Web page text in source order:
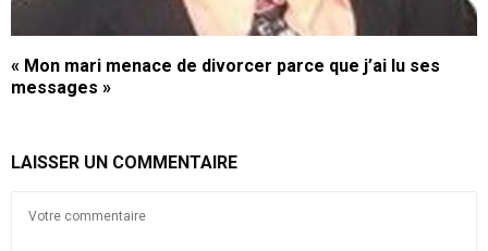
« Mon mari menace de divorcer parce que j’ai lu ses
messages »
LAISSER UN COMMENTAIRE